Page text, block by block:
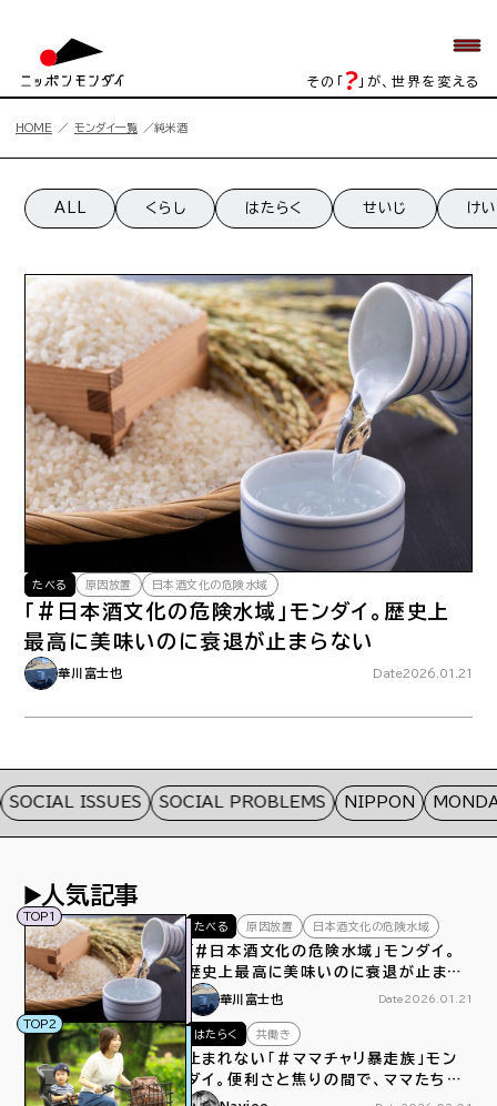
その「 」が、世界を変える
HOME モンダイ一覧 純米酒
純米酒一覧
ALL くらし はたらく せいじ け
純米酒の記事一覧
たべる 原因放置 日本酒文化の危険水域
「#日本酒文化の危険水域」モンダイ。歴史上
最高に美味いのに衰退が止まらない
華川富士也 Date2026.01.21
SOCIAL ISSUES SOCIAL PROBLEMS NIPPON MONDAI
人気記事
TOP1
たべる
原因放置 日本酒文化の危険水域
「#日本酒文化の危険水域」モンダイ。
歴史上最高に美味いのに衰退が止まら
ない華川富士也 Date 2026.01.21
TOP2
はたらく
共働き
止まれない「＃ママチャリ暴走族」モン
ダイ。便利さと焦りの間で、ママたちは
今日もペダルをこぐ